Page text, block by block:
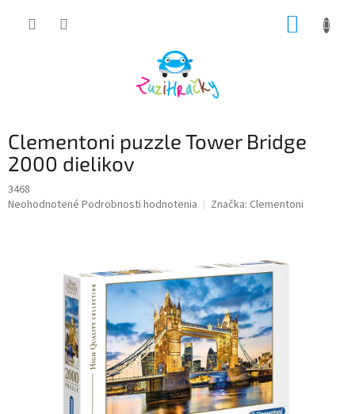
Clementoni puzzle Tower Bridge
2000 dielikov
3468
Priemerné
Neohodnotené Podrobnosti hodnotenia Značka: Clementoni